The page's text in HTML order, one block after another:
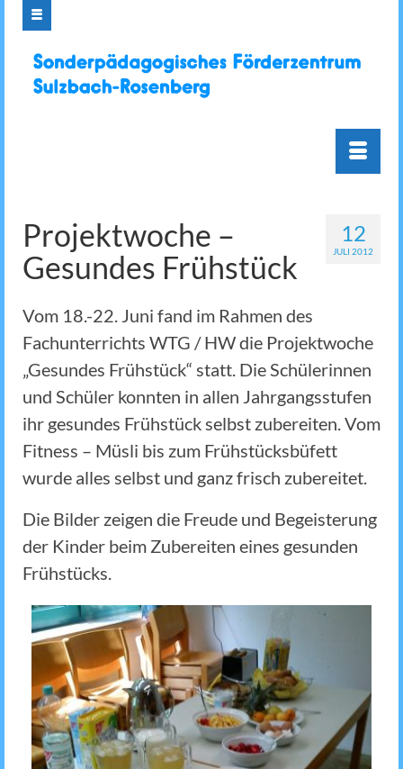
12
JULI 2012
Projektwoche –
Gesundes Frühstück
Vom 18.-22. Juni fand im Rahmen des
Fachunterrichts WTG / HW die Projektwoche
„Gesundes Frühstück“ statt. Die Schülerinnen
und Schüler konnten in allen Jahrgangsstufen
ihr gesundes Frühstück selbst zubereiten. Vom
Fitness – Müsli bis zum Frühstücksbüfett
wurde alles selbst und ganz frisch zubereitet.
Die Bilder zeigen die Freude und Begeisterung
der Kinder beim Zubereiten eines gesunden
Frühstücks.